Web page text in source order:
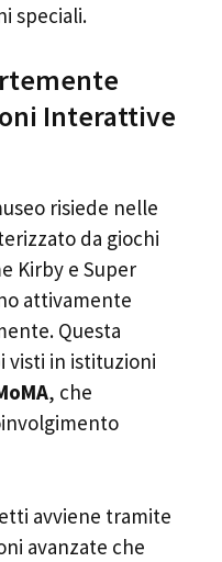
speciali.
Interattive
risiede nelle
da giochi
Kirby e Super
attivamente
Questa
in istituzioni
, che
avviene tramite
avanzate che